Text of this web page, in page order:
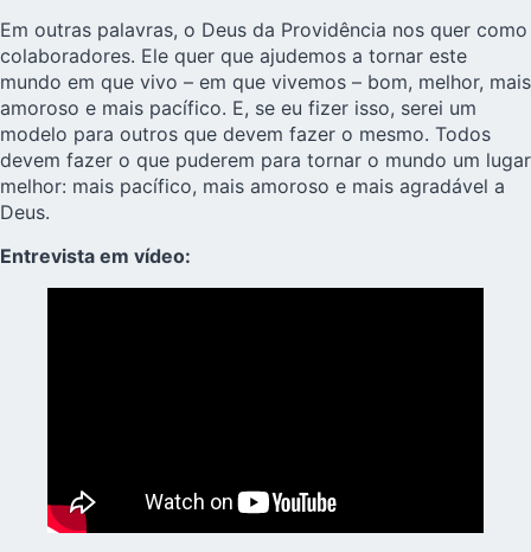
Em outras palavras, o Deus da Providência nos quer como
colaboradores. Ele quer que ajudemos a tornar este
mundo em que vivo – em que vivemos – bom, melhor, mais
amoroso e mais pacífico. E, se eu fizer isso, serei um
modelo para outros que devem fazer o mesmo. Todos
devem fazer o que puderem para tornar o mundo um lugar
melhor: mais pacífico, mais amoroso e mais agradável a
Deus.
Entrevista em vídeo: